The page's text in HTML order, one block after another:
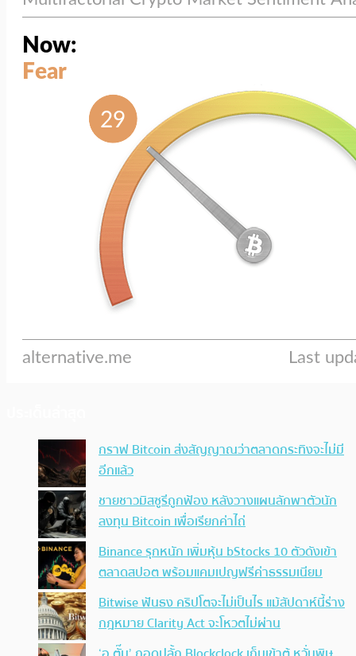
กราฟ Bitcoin ส่งสัญญาณว่าตลาดกระทิงจะไม่มี
อีกแล้ว
ชายชาวมิสซูรีถูกฟ้อง หลังวางแผนลักพาตัวนัก
ลงทุน Bitcoin เพื่อเรียกค่าไถ่
Binance รุกหนัก เพิ่มหุ้น bStocks 10 ตัวดังเข้า
ตลาดสปอต พร้อมแคมเปญฟรีค่าธรรมเนียม
Bitwise ฟันธง คริปโตจะไม่เป็นไร แม้สัปดาห์นี้ร่าง
กฎหมาย Clarity Act จะโหวตไม่ผ่าน